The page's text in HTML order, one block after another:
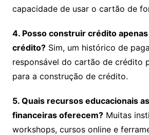
capacidade de usar o cartão de
4. Posso construir crédito
crédito?Sim, um histórico de
responsável do cartão de crédito
para a construção de crédito.
5. Quais recursos educacionais
financeiras oferecem?Muitas
workshops, cursos online e